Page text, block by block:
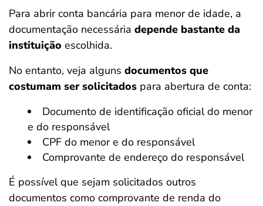
Para abrir conta bancária para menor de idade, a
documentação necessária depende bastante da
instituição escolhida.
No entanto, veja alguns documentos que
costumam ser solicitados para abertura de conta:
Documento de identificação oficial do menor
e do responsável
CPF do menor e do responsável
Comprovante de endereço do responsável
É possível que sejam solicitados outros
documentos como comprovante de renda do